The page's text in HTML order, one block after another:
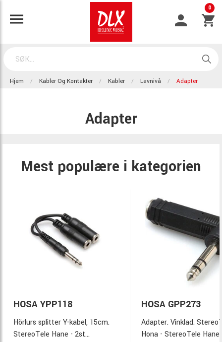
0
Hjem Kabler Og Kontakter Kabler Lavnivå Adapter
Adapter
Mest populære i kategorien
HOSA YPP118
Hörlurs splitter Y-kabel, 15cm.
StereoTele Hane - 2st
HOSA GPP273
Adapter. Vinklad.
Hona - StereoTele